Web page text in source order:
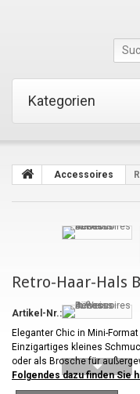
Kategorien
Accessoires
Retro-Haar-Hals
Artikel-Nr.: 10125
Eleganter Chic in Mini-Format
Einzigartiges kleines
oder als Brosche für
Folgendes dazu finden Sie